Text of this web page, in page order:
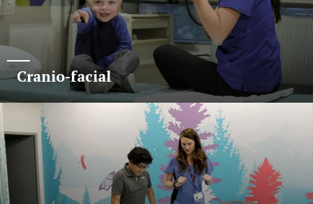
Cranio-facial